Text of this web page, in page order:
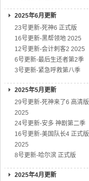
2025年6月更新
23号更新-死神6 正式版
16号更新-黑帮领地 2025
12号更新-会计刺客2 2025
6号更新-最后生还者第2季
3号更新-紧急呼救第八季
2025年5月更新
29号更新-死神来了6 高清版
2025
24号更新-安多 神剧第二季
16号更新-美国队长4 正式版
2025
8号更新-哈尔滨 正式版
2025年4月更新